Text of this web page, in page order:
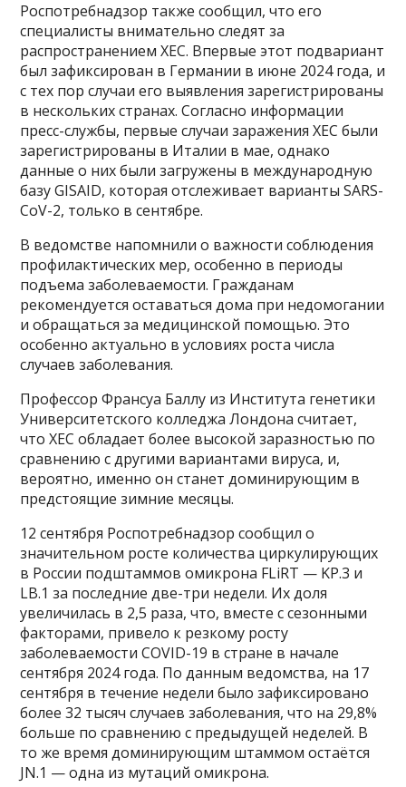
Роспотребнадзор также сообщил, что его
специалисты внимательно следят за
распространением XEC. Впервые этот подвариант
был зафиксирован в Германии в июне 2024 года, и
с тех пор случаи его выявления зарегистрированы
в нескольких странах. Согласно информации
пресс-службы, первые случаи заражения XEC были
зарегистрированы в Италии в мае, однако
данные о них были загружены в международную
базу GISAID, которая отслеживает варианты SARS-
CoV-2, только в сентябре.
В ведомстве напомнили о важности соблюдения
профилактических мер, особенно в периоды
подъема заболеваемости. Гражданам
рекомендуется оставаться дома при недомогании
и обращаться за медицинской помощью. Это
особенно актуально в условиях роста числа
случаев заболевания.
Профессор Франсуа Баллу из Института генетики
Университетского колледжа Лондона считает,
что XEC обладает более высокой заразностью по
сравнению с другими вариантами вируса, и,
вероятно, именно он станет доминирующим в
предстоящие зимние месяцы.
12 сентября Роспотребнадзор сообщил о
значительном росте количества циркулирующих
в России подштаммов омикрона FLiRT — KP.3 и
LB.1 за последние две-три недели. Их доля
увеличилась в 2,5 раза, что, вместе с сезонными
факторами, привело к резкому росту
заболеваемости COVID-19 в стране в начале
сентября 2024 года. По данным ведомства, на 17
сентября в течение недели было зафиксировано
более 32 тысяч случаев заболевания, что на 29,8%
больше по сравнению с предыдущей неделей. В
то же время доминирующим штаммом остаётся
JN.1 — одна из мутаций омикрона.